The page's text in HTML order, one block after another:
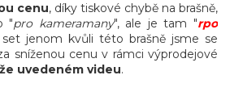
cenu, díky tiskové chybě na brašně,
"pro kameramany", ale je tam "rpo
set jenom kvůli této brašně jsme se
sníženou cenu v rámci výprodejové
uvedeném videu.